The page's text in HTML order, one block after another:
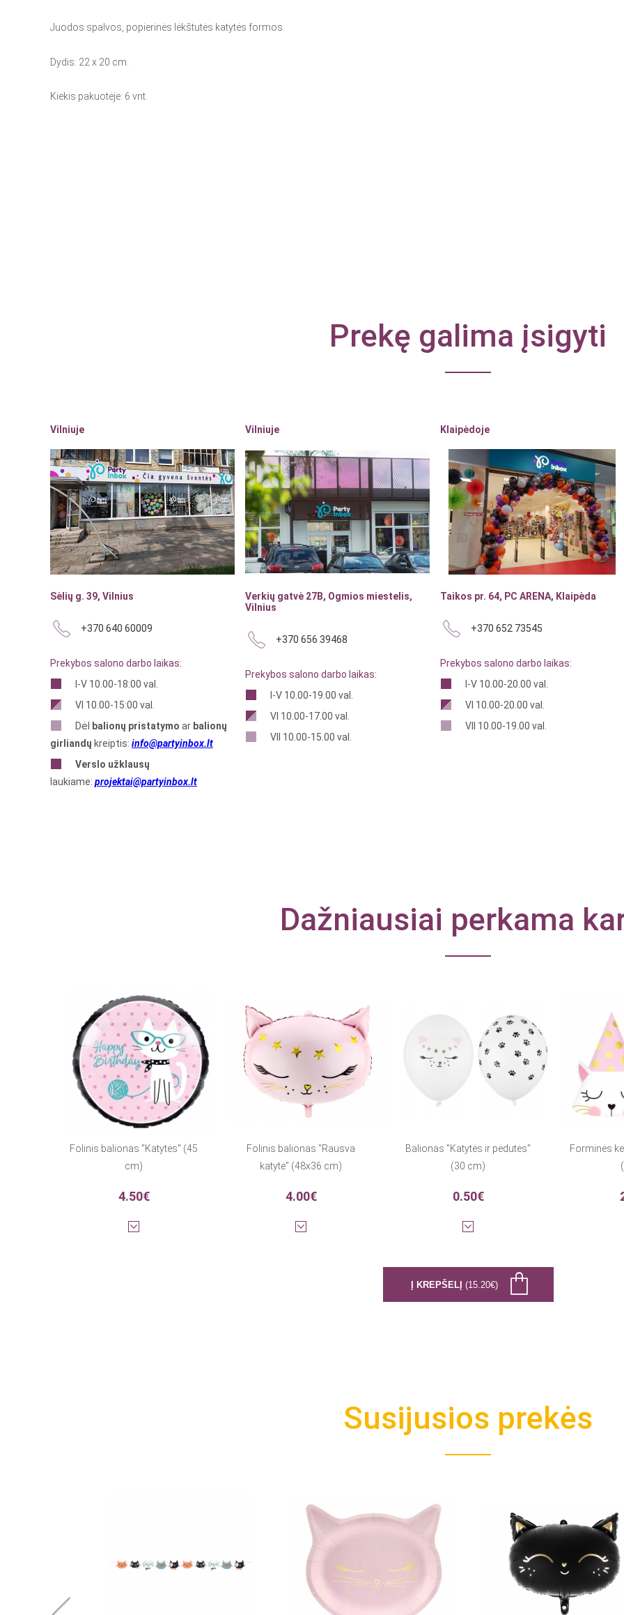
Juodos spalvos, popierinės lėkštutės katytės formos.
Dydis: 22 x 20 cm.
Kiekis pakuotėje: 6 vnt.
Prekę galima įsigyti
Vilniuje
Sėlių g. 39, Vilnius
+370 640 60009
Prekybos salono darbo laikas:
I-V 10.00-18:00 val.
VI 10.00-15:00 val.
Dėl
balionų pristatymo ar balionų
girliandų kreiptis: info@partyinbox.lt
Verslo užklausų
laukiame: projektai@partyinbox.lt
Vilniuje
Verkių gatvė 27B, Ogmios miestelis,
Vilnius
+370 656 39468
Prekybos salono darbo laikas:
I-V 10.00-19.00 val.
VI 10.00-17.00 val.
VII 10.00-15.00 val.
Klaipėdoje
Taikos pr. 64, PC ARENA, Klaipėda
+370 652 73545
Prekybos salono darbo laikas:
I-V 10.00-20.00 val.
VI 10.00-20.00 val.
VII 10.00-19.00 val.
Dažniausiai perkama
Folinis balionas "Katytės" (45
cm)
4.50€
Folinis balionas "Rausva
katytė" (48x36 cm)
4.00€
Balionas "Katytės ir pėdutės"
(30 cm)
0.50€
Forminės
Į KREPŠELĮ (15.20€)
Susijusios prekės